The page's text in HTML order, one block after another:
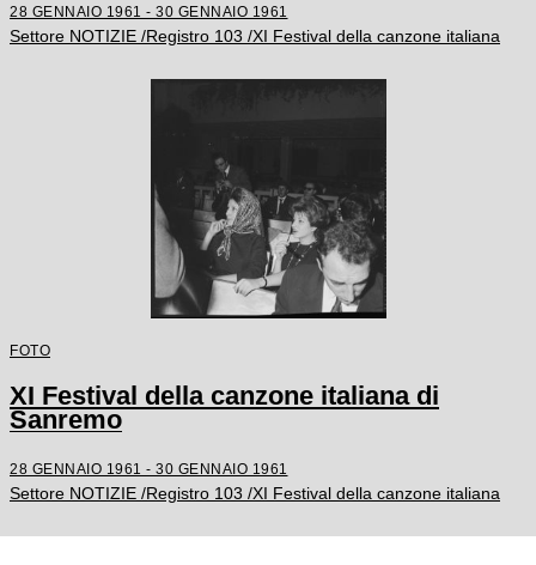
28 GENNAIO 1961 - 30 GENNAIO 1961
Settore NOTIZIE /Registro 103 /XI Festival della canzone italiana
FOTO
XI Festival della canzone italiana di
Sanremo
28 GENNAIO 1961 - 30 GENNAIO 1961
Settore NOTIZIE /Registro 103 /XI Festival della canzone italiana